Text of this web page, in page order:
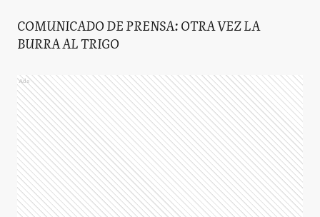
COMUNICADO DE PRENSA: OTRA VEZ LA
BURRA AL TRIGO
Ads